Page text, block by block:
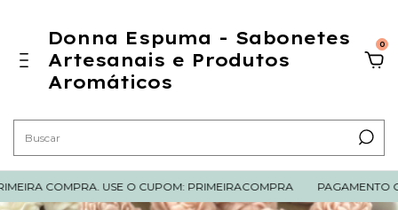
Donna Espuma - Sabonetes
Artesanais e Produtos
Aromáticos
0
COMPRA. USE O CUPOM: PRIMEIRACOMPRA PAGAMENTO